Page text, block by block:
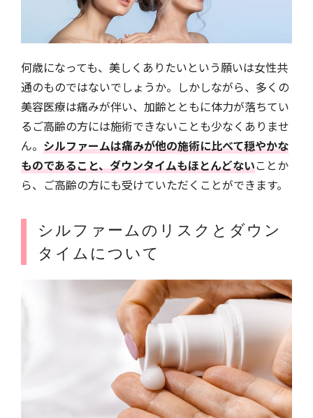
何歳になっても、美しくありたいという願いは女性共
通のものではないでしょうか。しかしながら、多くの
美容医療は痛みが伴い、加齢とともに体力が落ちてい
るご高齢の方には施術できないことも少なくありませ
ん。 シルファームは痛みが他の施術に比べて穏やかな
ものであること、ダウンタイムもほとんどないことか
ら、ご高齢の方にも受けていただくことができます。
シルファームのリスクとダウン
タイムについて